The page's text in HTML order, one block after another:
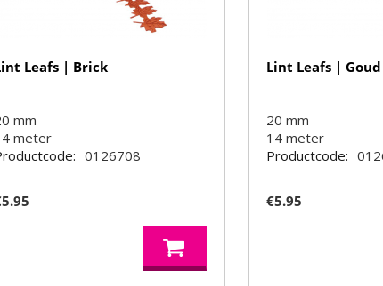
Leafs | Brick
mm
meter
0126708
5.95
Lint Leafs | Goud
20 mm
14meter
Productcode:
€5.95